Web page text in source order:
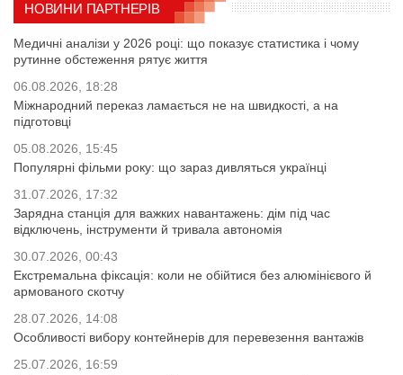
НОВИНИ ПАРТНЕРІВ
Медичні аналізи у 2026 році: що показує статистика і чому
рутинне обстеження рятує життя
06.08.2026, 18:28
Міжнародний переказ ламається не на швидкості, а на
підготовці
05.08.2026, 15:45
Популярні фільми року: що зараз дивляться українці
31.07.2026, 17:32
Зарядна станція для важких навантажень: дім під час
відключень, інструменти й тривала автономія
30.07.2026, 00:43
Екстремальна фіксація: коли не обійтися без алюмінієвого й
армованого скотчу
28.07.2026, 14:08
Особливості вибору контейнерів для перевезення вантажів
25.07.2026, 16:59